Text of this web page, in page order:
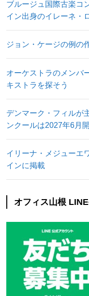
ブルージュ国際古楽コ
イン出身のイレーネ・
ジョン・ケージの例の
オーケストラのメンバ
キストラを探そう
デンマーク・フィルが
ンクールは2027年6月
イリーナ・メジューエ
インに掲載
オフィス山根